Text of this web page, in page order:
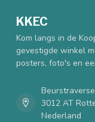
KKEC
Kom langs in de
gevestigde winkel
posters, foto's en
3012 AT
Nederland